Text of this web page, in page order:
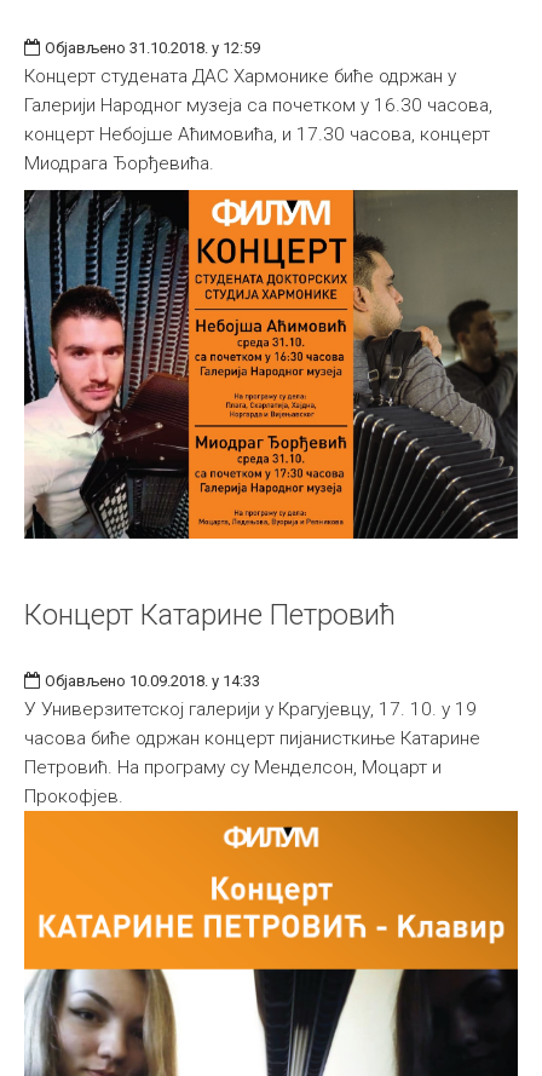
Објављено 31.10.2018. у 12:59
Концерт студената ДАС Хармонике биће одржан у
Галерији Народног музеја са почетком у 16.30 часова,
концерт Небојше Аћимовића, и 17.30 часова, концерт
Миодрага Ђорђевића.
Концерт Катарине Петровић
Објављено 10.09.2018. у 14:33
У Универзитетској галерији у Крагујевцу, 17. 10. у 19
часова биће одржан концерт пијанисткиње Катарине
Петровић. На програму су Менделсон, Моцарт и
Прокофјев.